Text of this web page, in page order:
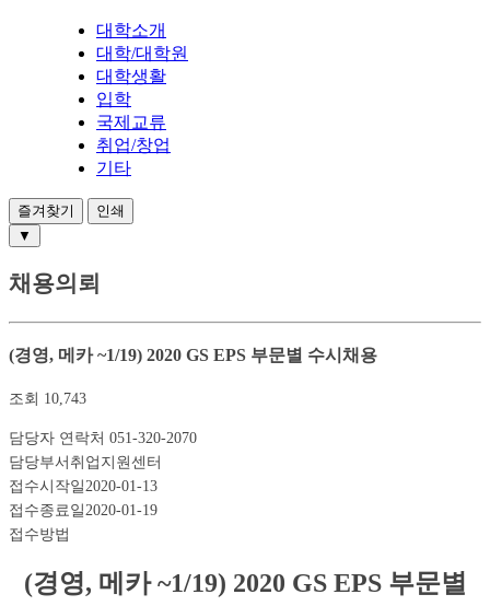
대학소개
대학/대학원
대학생활
입학
국제교류
취업/창업
기타
즐겨찾기
인쇄
▼
채용의뢰
(경영, 메카 ~1/19) 2020 GS EPS 부문별 수시채용
조회 10,743
담당자 연락처 051-320-2070
담당부서 취업지원센터
접수시작일2020-01-13
접수종료일2020-01-19
접수방법
(경영, 메카~1/19) 2020 GS EPS 부문별